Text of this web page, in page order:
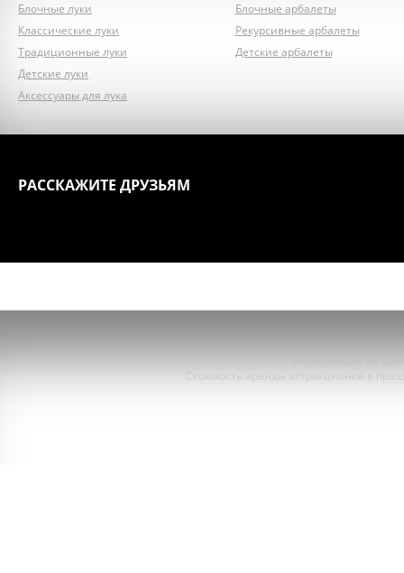
Блочные луки
Классические луки
Традиционные луки
Детские луки
Аксессуары для лука
Блочные арбалеты
Рекурсивные арбалеты
Детские арбалеты
РАССКАЖИТЕ ДРУЗЬЯМ
Стоимость аренды аттракционов в